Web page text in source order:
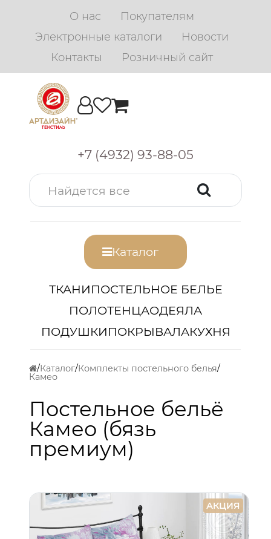
О нас
Покупателям
Электронные каталоги
Новости
Контакты
Розничный сайт
+7 (4932) 93-88-05
Каталог
ТКАНИПОСТЕЛЬНОЕ БЕЛЬЕ
ПОЛОТЕНЦАОДЕЯЛА
ПОДУШКИПОКРЫВАЛАКУХНЯ
Каталог Комплекты постельного белья
Камео
Постельное бельё
Камео (бязь
премиум)
АКЦИЯ